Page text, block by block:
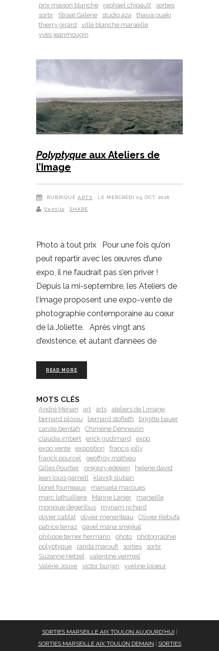
prix maison blanche
raphael chipault
sorties
sortir
Straat Galerie studio aza
thaiva ouaki
thierry girard
ville blanche marseille
yves jeanmougin
Polyptyque aux Ateliers de
l’Image
RUBRIQUE ARTS , LE MERCREDI 05 OCT 2016
Ventilo SHARE
Photo à tout prix Pour une fois qu’on
peut repartir avec les œuvres d’une
expo, il ne faudrait pas s’en priver !
Depuis la mi-septembre, les Ateliers de
l’Image proposent une expo-vente de
photographie contemporaine au cœur
de la Joliette. Après vingt ans
d’existence, et autant d’années de
READ MORE
MOTS CLÉS
André Mérian art arts
ateliers de l image
bernard plossu
bernard stofleth
brigitte bauer
carole benitah
Chimène Denneulin
claudia imbert
erick gudimard
expo
expo vente
exposition
francis jolly
franck pourcel
geoffroy mathieu
Gilles Pourtier
gregory edelein
helene david
jean louis garnell
klavidj sluban
lionel fourneaux
manuela marques
marc lathuilliere
Marine Lanier
marseille
monique degeribus
myriam richard
olivier cablat
olivier menanteau
Olivier Rebufa
patrice terraz
pavel maria smejkal
philippe terrier hermann
photo
photographie
polyptyque
randa maroufi sorties
sortir
Suzanne Hetzel
valentine vermeil
Valérie Jouve
victor burgin yveline loiseur
SORTIES MARSEILLE AIX TOULON AUJOURD'HUI
SORTIES MARSEILLE AIX TOULON DEMAIN
SORTIES